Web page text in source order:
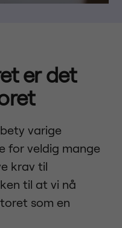
er det
varige
for veldig mange
krav til
til at vi nå
som en